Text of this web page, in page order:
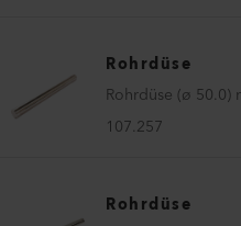
Rohrdüse
Rohrdüse (ø 50.0)
107.257
Rohrdüse